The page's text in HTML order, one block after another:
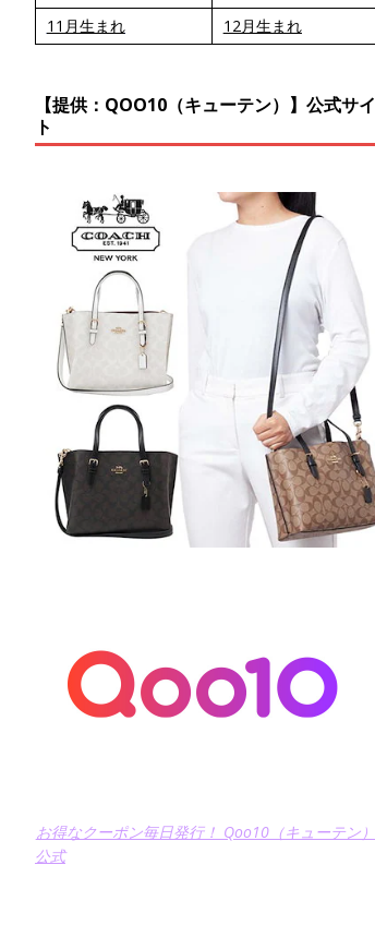
11月生まれ
12月生まれ
【提供：QOO10（キューテン）】公式サイ
ト
お得なクーポン毎日発行！ Qoo10（キューテン）
公式